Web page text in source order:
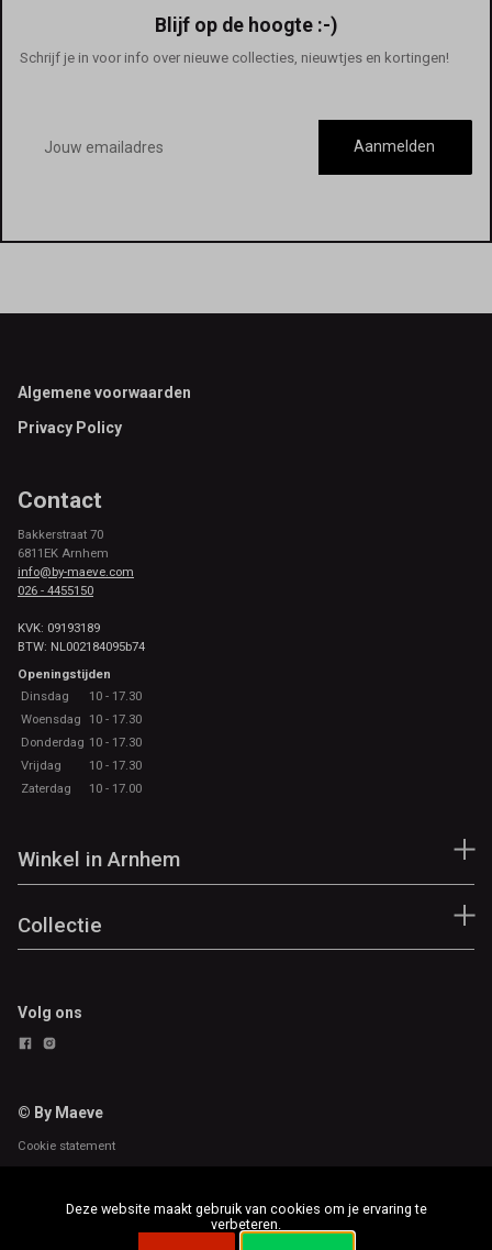
Blijf op de hoogte :-)
Schrijf je in voor info over nieuwe collecties, nieuwtjes en kortingen!
mailadres
Aanmelden
Footer
Algemene voorwaarden
Privacy Policy
Contact
Bakkerstraat 70
6811EK Arnhem
info@by-maeve.com
026 - 4455150
KVK: 09193189
BTW: NL002184095b74
Openingstijden
Dinsdag
10 - 17.30
Woensdag
10 - 17.30
Donderdag 10 - 17.30
Vrijdag
10 - 17.30
Zaterdag
10 - 17.00
Winkel in Arnhem
Collectie
Volg ons
© By Maeve
Cookie statement
Deze website maakt gebruik van cookies om je ervaring te
verbeteren.